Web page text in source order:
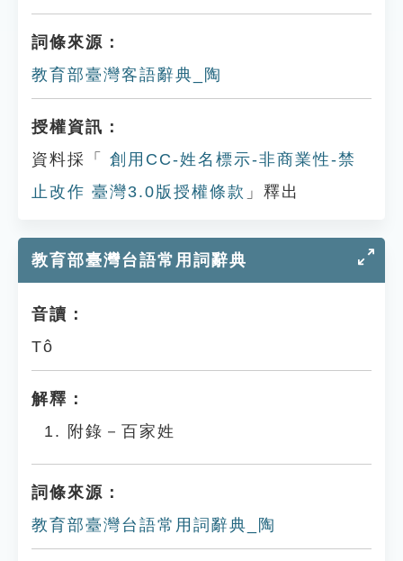
詞條來源：
教育部臺灣客語辭典_陶
授權資訊：
資料採「
創用CC-姓名標示-非商業性-禁
止改作 臺灣3.0版授權條款 」釋出
教育部臺灣台語常用詞辭典
音讀：
Tô
解釋：
附錄－百家姓
詞條來源：
教育部臺灣台語常用詞辭典_陶